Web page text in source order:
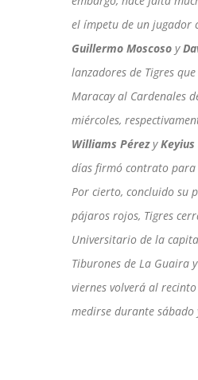
el ímpetu de un jugador
Guillermo Moscoso y
lanzadores de Tigres
Maracay al Cardenales
miércoles,
Williams PérezyKeyius
días firmó contrato para
Por cierto, concluido su
pájaros rojos, Tigres
Universitario de la
Tiburones de La Guaira
viernes volverá al
medirse durante sábado